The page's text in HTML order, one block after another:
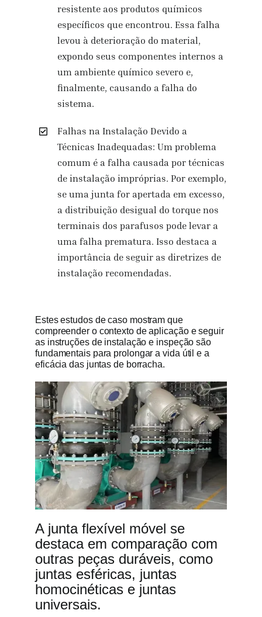
resistente aos produtos químicos
específicos que encontrou. Essa falha
levou à deterioração do material,
expondo seus componentes internos a
um ambiente químico severo e,
finalmente, causando a falha do
sistema.
Falhas na Instalação Devido a
Técnicas Inadequadas: Um problema
comum é a falha causada por técnicas
de instalação impróprias. Por exemplo,
se uma junta for apertada em excesso,
a distribuição desigual do torque nos
terminais dos parafusos pode levar a
uma falha prematura. Isso destaca a
importância de seguir as diretrizes de
instalação recomendadas.
Estes estudos de caso mostram que
compreender o contexto de aplicação e seguir
as instruções de instalação e inspeção são
fundamentais para prolongar a vida útil e a
eficácia das juntas de borracha.
A junta flexível móvel se
destaca em comparação com
outras peças duráveis, como
juntas esféricas, juntas
homocinéticas e juntas
universais.